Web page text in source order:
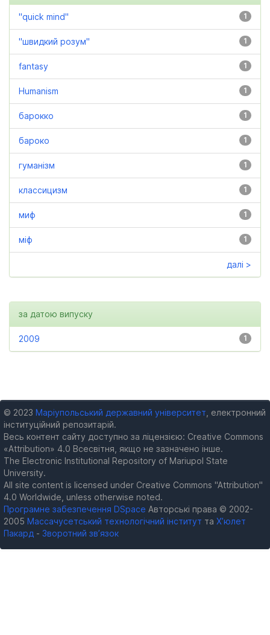
1
"quick mind"
1
"швидкий розум"
1
fantasy
1
Humanism
1
барокко
1
бароко
1
гуманізм
1
классицизм
1
миф
1
міф
далі >
за датою випуску
1
2009
© 2023 Маріупольський державний університет , електронний
інституційний репозитарій.
Весь контент сайту доступно за ліцензією: Creative Commons
«Attribution» 4.0 Всесвітня, якщо не зазначено інше.
The Electronic Institutional Repository of Mariupol State
University.
All site content is licensed under Creative Commons "Attribution"
4.0 Worldwide, unless otherwise noted.
Програмне забезпечення DSpace Авторські права © 2002-
2005 Массачусетський технологічний інститут та Х’юлет
Пакард - Зворотний зв’язок